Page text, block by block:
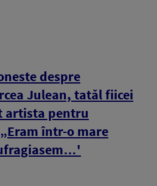
despre
Julean, tatăl fiicei
artista pentru
într-o mare